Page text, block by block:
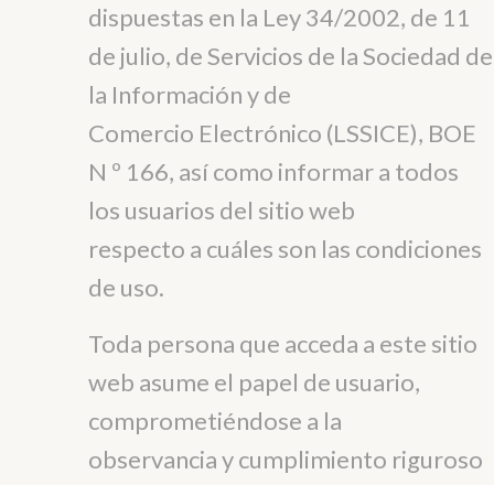
dispuestas en la Ley 34/2002, de 11
de julio, de Servicios de la Sociedad de
la Información y de
Comercio Electrónico (LSSICE), BOE
N º 166, así como informar a todos
los usuarios del sitio web
respecto a cuáles son las condiciones
de uso.
Toda persona que acceda a este sitio
web asume el papel de usuario,
comprometiéndose a la
observancia y cumplimiento riguroso